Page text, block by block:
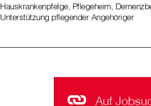
Hauskrankenpfelge, Pflegeheim,
Unterstützung pflegender Angehöriger
Auf